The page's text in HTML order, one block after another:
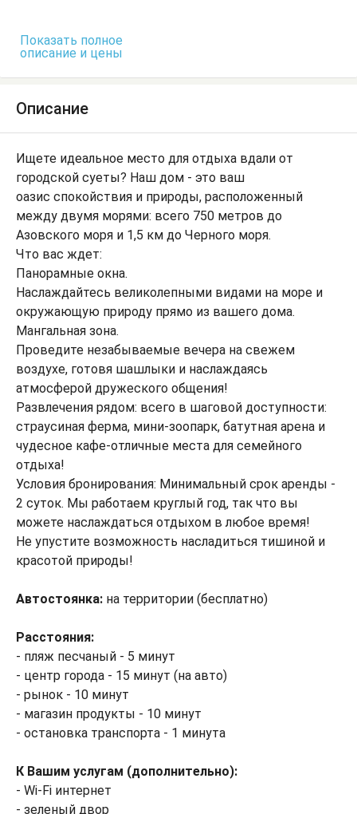
Показать полное
описание и цены
Описание
Ищете идеальное место для отдыха вдали от
городской суеты? Наш дом - это ваш
оазис спокойствия и природы, расположенный
между двумя морями: всего 750 метров до
Азовского моря и 1,5 км до Черного моря.
Что вас ждет:
Панорамные окна.
Наслаждайтесь великолепными видами на море и
окружающую природу прямо из вашего дома.
Мангальная зона.
Проведите незабываемые вечера на свежем
воздухе, готовя шашлыки и наслаждаясь
атмосферой дружеского общения!
Развлечения рядом: всего в шаговой доступности:
страусиная ферма, мини-зоопарк, батутная арена и
чудесное кафе-отличные места для семейного
отдыха!
Условия бронирования: Минимальный срок аренды -
2 суток. Мы работаем круглый год, так что вы
можете наслаждаться отдыхом в любое время!
Не упустите возможность насладиться тишиной и
красотой природы!
Автостоянка: на территории (бесплатно)
Расстояния:
- пляж песчаный - 5 минут
- центр города - 15 минут (на авто)
- рынок - 10 минут
- магазин продукты - 10 минут
- остановка транспорта - 1 минута
К Вашим услугам (дополнительно):
- Wi-Fi интернет
- зеленый двор